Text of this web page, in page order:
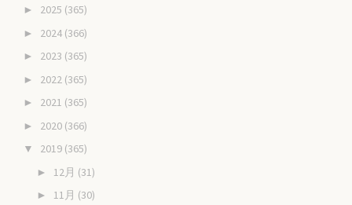
► 2025 (365)
► 2024 (366)
► 2023 (365)
► 2022 (365)
► 2021 (365)
► 2020 (366)
▼ 2019 (365)
► 12月 (31)
► 11月 (30)